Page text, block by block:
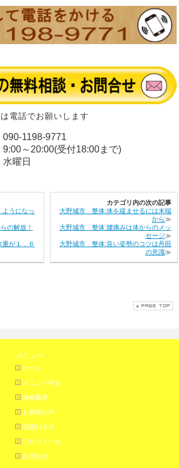
電話でお願いします
090-1198-9771
9:00～20:00(受付18:00まで)
水曜日
うになっ
の解放！
が１．６
カテゴリ内の次の記事
大野城市 整体:体を緩ませるには末端
から≫
大野城市 整体:腰痛みは体からのメッ
セージ≫
大野城市 整体:良い姿勢のコツは丹田
の意識≫
メニュー
ホーム
メニュー料金
施術風景
お客様の声
地図行き方
プロフィール
お問合せ